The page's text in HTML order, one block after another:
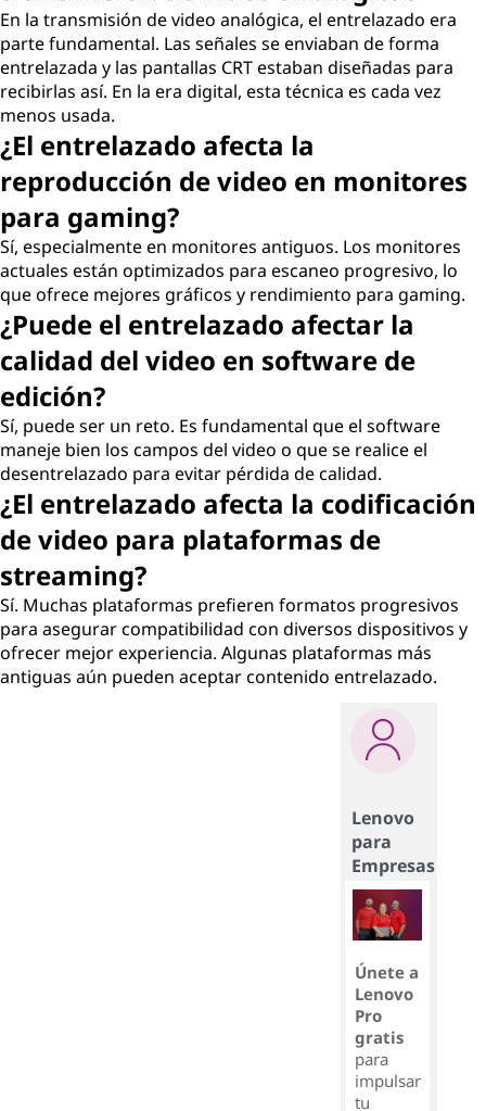
En la transmisión de video analógica, el entrelazado era
parte fundamental. Las señales se enviaban de forma
entrelazada y las pantallas CRT estaban diseñadas para
recibirlas así. En la era digital, esta técnica es cada vez
menos usada.
¿El entrelazado afecta la
reproducción de video en monitores
para gaming?
Sí, especialmente en monitores antiguos. Los monitores
actuales están optimizados para escaneo progresivo, lo
que ofrece mejores gráficos y rendimiento para gaming.
¿Puede el entrelazado afectar la
calidad del video en software de
edición?
Sí, puede ser un reto. Es fundamental que el software
maneje bien los campos del video o que se realice el
desentrelazado para evitar pérdida de calidad.
¿El entrelazado afecta la codificación
de video para plataformas de
streaming?
Sí. Muchas plataformas prefieren formatos progresivos
para asegurar compatibilidad con diversos dispositivos y
ofrecer mejor experiencia. Algunas plataformas más
antiguas aún pueden aceptar contenido entrelazado.
Lenovo
para
Empresas
Únete a
Lenovo
Pro
gratis
para
impulsar
tu